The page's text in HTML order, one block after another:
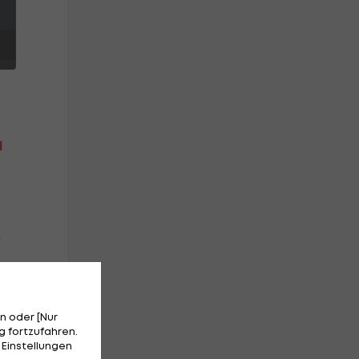
oder [Nur
fortzufahren.